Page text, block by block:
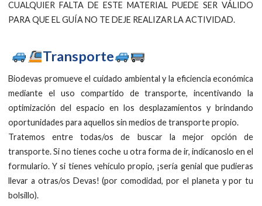
CUALQUIER FALTA DE ESTE MATERIAL PUEDE SER VÁLIDO
PARA QUE EL GUÍA NO TE DEJE REALIZAR LA ACTIVIDAD.
Transporte
Biodevas promueve el cuidado ambiental y la eficiencia económica
mediante el uso compartido de transporte, incentivando la
optimización del espacio en los desplazamientos y brindando
oportunidades para aquellos sin medios de transporte propio.
Tratemos entre todas/os de buscar la mejor opción de
transporte. Si no tienes coche u otra forma de ir, indícanoslo en el
formulario. Y si tienes vehículo propio, ¡sería genial que pudieras
llevar a otras/os Devas! (por comodidad, por el planeta y por tu
bolsillo).